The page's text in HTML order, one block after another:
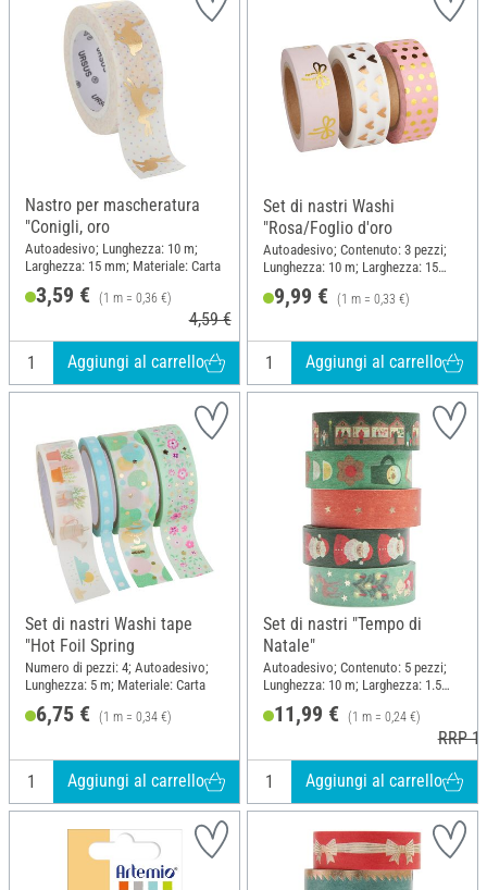
Nastro per mascheratura
"Conigli, oro
Autoadesivo; Lunghezza: 10 m;
Larghezza: 15 mm; Materiale: Carta
3,59 € (1 m = 0,36 €)
4,59 €
Aggiungi al carrello
Set di nastri Washi
"Rosa/Foglio d'oro
Autoadesivo; Contenuto: 3 pezzi;
Lunghezza: 10 m; Larghezza: 15
9,99 € (1 m = 0,33 €)
Aggiungi al carrello
Set di nastri Washi tape
"Hot Foil Spring
Numero di pezzi: 4; Autoadesivo;
Lunghezza: 5 m; Materiale: Carta
6,75 € (1 m = 0,34 €)
Aggiungi al carrello
Set di nastri "Tempo di
Natale"
Autoadesivo; Contenuto: 5 pezzi;
Lunghezza: 10 m; Larghezza: 1.5
11,99 € (1 m = 0,24 €)
RRP
Aggiungi al carrello